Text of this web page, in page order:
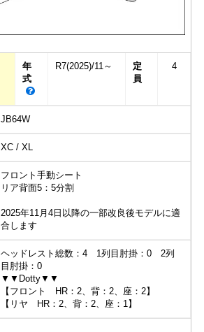
年
式
R7(2025)/11～
定
員
4
JB64W
XC / XL
フロント手動シート
リア背面5：5分割
2025年11月4日以降の一部改良後モデルに適
合します
ヘッドレスト総数：4 1列目肘掛：0 2列
目肘掛：0
▼▼Dotty▼▼
【フロント HR：2、背：2、座：2】
【リヤ HR：2、背：2、座：1】